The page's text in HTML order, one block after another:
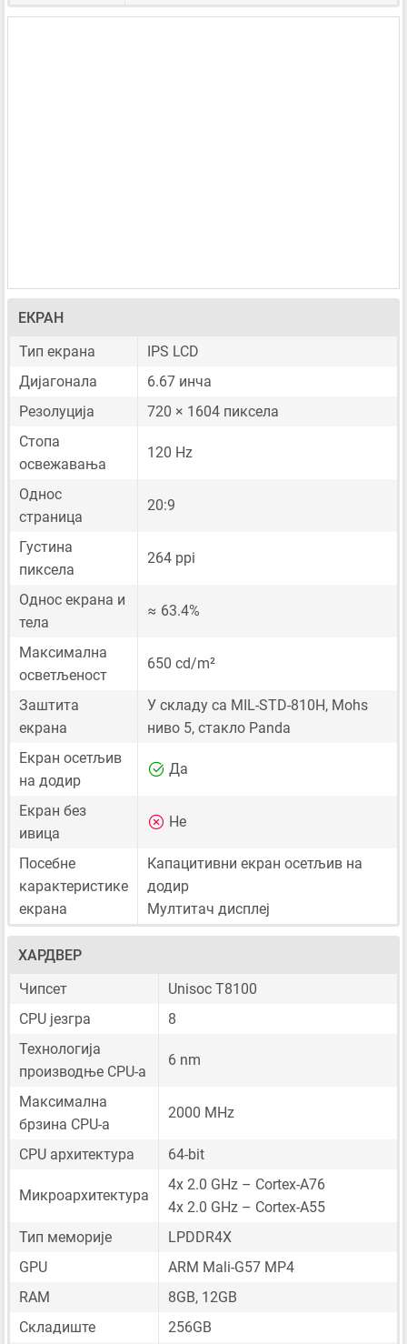
ЕКРАН
Тип екрана
IPS LCD
Дијагонала
6.67 инча
Резолуција
720 × 1604 пиксела
Стопа
освежавања
120 Hz
Однос
страница
20:9
Густина
пиксела
264 ppi
Однос екрана и
тела
≈ 63.4%
Максимална
осветљеност
650 cd/m²
Заштита
екрана
У складу са MIL-STD-810H, Mohs
ниво 5, стакло Panda
Екран осетљив
на додир
Да
Екран без
ивица
Не
Посебне
карактеристике
екрана
Капацитивни екран осетљив на
додир
Мултитач дисплеј
ХАРДВЕР
Чипсет
Unisoc T8100
CPU језгра
8
Технологија
производње CPU-а
6 nm
Максимална
брзина CPU-а
2000 MHz
CPU архитектура 64-bit
Микроархитектура
4x 2.0 GHz – Cortex-A76
4x 2.0 GHz – Cortex-A55
Тип меморије
LPDDR4X
GPU
ARM Mali-G57 MP4
RAM
8GB, 12GB
Складиште
256GB